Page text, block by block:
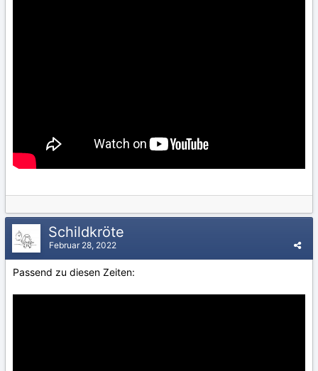
Schildkröte
Februar 28, 2022
Passend zu diesen Zeiten: